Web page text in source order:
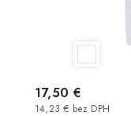
14,23 € bez DPH
17,50 €